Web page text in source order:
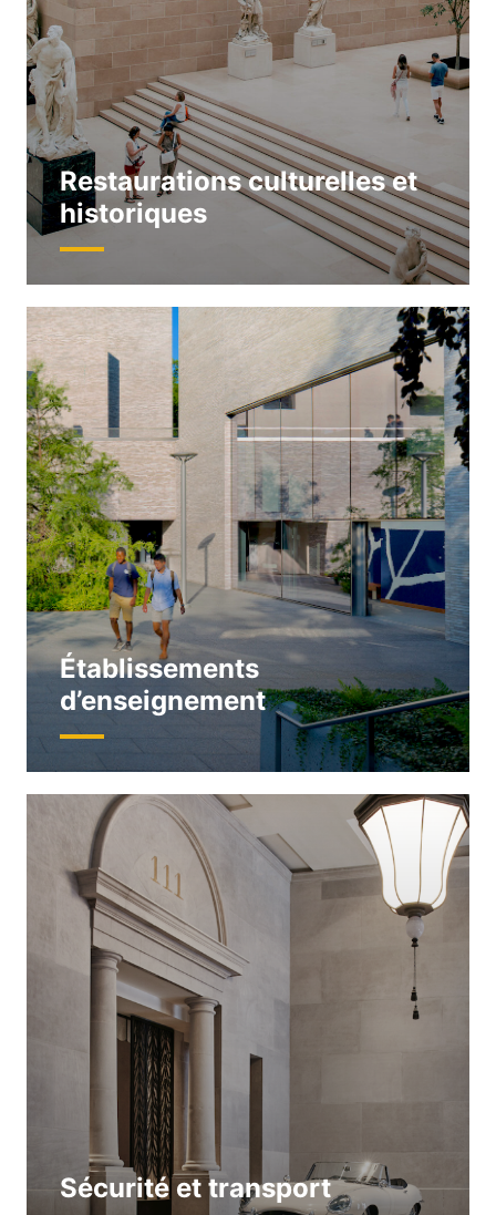
Restaurations culturelles et
historiques
Établissements
d’enseignement
Sécurité et transport